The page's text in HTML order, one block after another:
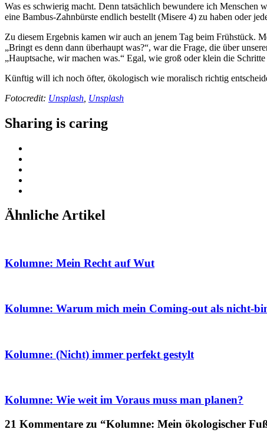
Was es schwierig macht. Denn tatsächlich bewundere ich Menschen
eine Bambus-Zahnbürste endlich bestellt (Misere 4) zu haben oder
Zu diesem Ergebnis kamen wir auch an jenem Tag beim Frühstück.
„Bringt es denn dann überhaupt was?“, war die Frage, die über
„Hauptsache, wir machen was.“ Egal, wie groß oder klein die
Künftig will ich noch öfter, ökologisch wie moralisch richtig
Fotocredit: Unsplash Unsplash
Sharing is caring
Ähnliche Artikel
Kolumne: Mein Recht auf Wut
Kolumne: Warum mich mein Coming-out als nicht-
Kolumne: (Nicht) immer perfekt gestylt
Kolumne: Wie weit im Voraus muss man planen?
21 Kommentare zu “Kolumne: Mein ökologischer